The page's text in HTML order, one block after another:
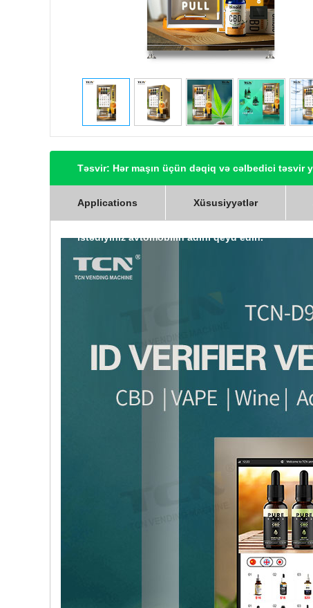
Təsvir: Hər maşın üçün dəqiq və cəlbedici təsvir
bilərsiniz: "Create the most powerful SEO-
istədiyiniz avtomobilin adını qeyd edin.
Applications Xüsusiyyətlər